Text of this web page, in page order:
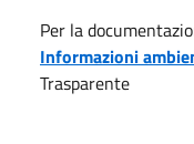
Per la
Informazioni
Trasparente